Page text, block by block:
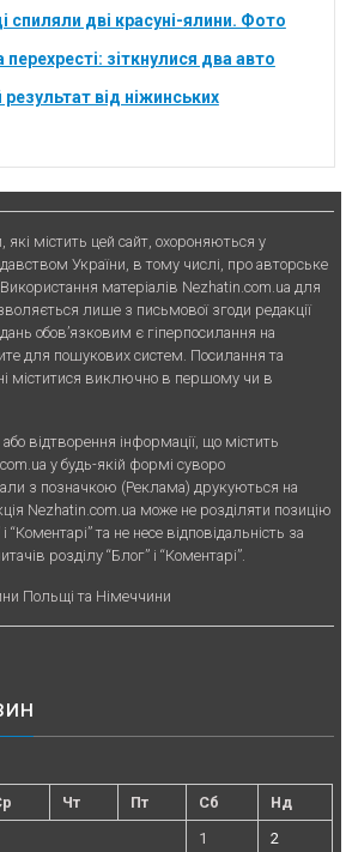
спиляли дві красуні-ялини. Фото
зіткнулися два авто
результат від ніжинських
які містить цей сайт, охороняються у
України, в тому числі, про авторське
Використання матерiалiв Nezhatin.com.ua для
лише з письмової згоди редакції
обов’язковим є гiперпосилання на
для пошукових систем. Посилання та
міститися виключно в першому чи в
вiдтворення iнформацiї, що мiстить
у будь-якiй формi суворо
з позначкою (Реклама) друкуються на
Nezhatin.com.ua може не розділяти позицію
“Коментарі” та не несе відповідальність за
розділу “Блог” і “Коментарі”.
Польщі та Німеччини
Чт Пт Сб
Нд
1
2